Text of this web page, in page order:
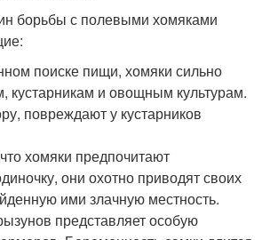
борьбы с полевыми хомяками
поиске пищи, хомяки сильно
кустарникам и овощным культурам.
повреждают у кустарников
хомяки предпочитают
они охотно приводят своих
ими злачную местность.
представляет особую